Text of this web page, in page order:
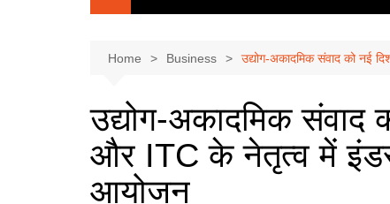
Home Business उद्योग-अकादमिक संवाद को नई
उद्योग-अकादमिक संवाद
और ITC के नेतृत्व में
आयोजन